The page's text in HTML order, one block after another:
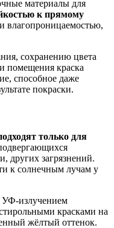
материалы для
к прямому
влагопроницаемостью,
сохранению цвета
помещения краска
способное даже
покраски.
только для
других загрязнений.
к солнечным лучам у
УФ-излучением
красками на
жёлтый оттенок.